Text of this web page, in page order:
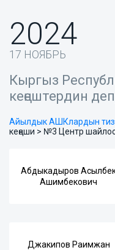
2024
17 НОЯБРЬ
Кыргыз
кеңештердин
Айылдык АШКлардын
кеңеши > №3 Центр
Абдыкадыров
Ашимбекович
Джакипов Раимжан